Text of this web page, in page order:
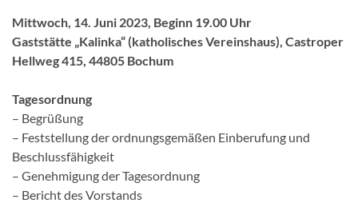
Mittwoch, 14. Juni 2023, Beginn 19.00 Uhr
Gaststätte „Kalinka“ (katholisches Vereinshaus), Castroper
Hellweg 415, 44805 Bochum
Tagesordnung
– Begrüßung
– Feststellung der ordnungsgemäßen Einberufung und
Beschlussfähigkeit
– Genehmigung der Tagesordnung
– Bericht des Vorstands